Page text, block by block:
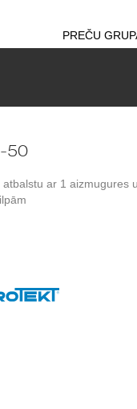
PREČU
50
ar 1 aizmugures